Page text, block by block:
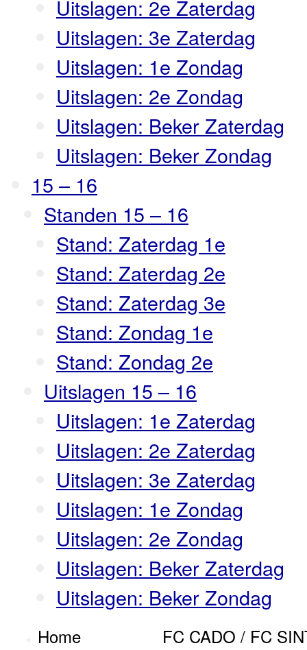
Uitslagen: 2e Zaterdag
Uitslagen: 3e Zaterdag
Uitslagen: 1e Zondag
Uitslagen: 2e Zondag
Uitslagen: Beker Zaterdag
Uitslagen: Beker Zondag
15 – 16
Standen 15 – 16
Stand: Zaterdag 1e
Stand: Zaterdag 2e
Stand: Zaterdag 3e
Stand: Zondag 1e
Stand: Zondag 2e
Uitslagen 15 – 16
Uitslagen: 1e Zaterdag
Uitslagen: 2e Zaterdag
Uitslagen: 3e Zaterdag
Uitslagen: 1e Zondag
Uitslagen: 2e Zondag
Uitslagen: Beker Zaterdag
Uitslagen: Beker Zondag
Home FC CADO / FC